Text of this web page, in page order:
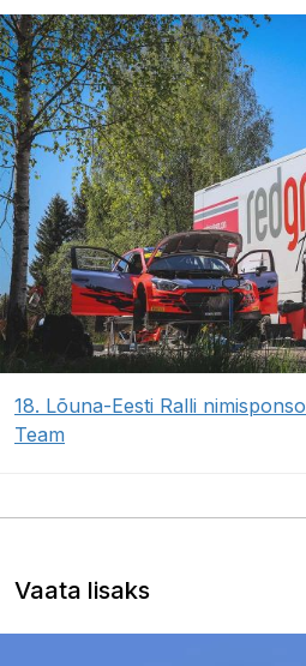
18. Lõuna-Eesti Ralli
Team
Vaata lisaks